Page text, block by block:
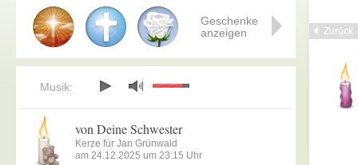
Zurück
Geschenke
anzeigen
Musik:
von Deine Schwester
Kerze für Jan Grünwald
am 24.12.2025 um 23:15 Uhr